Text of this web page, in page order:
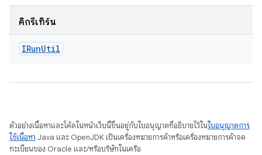
คิกรีเทิร์น
IRunUtil
ตัวอย่างเนื้อหาและโค้ดในหน้าเว็บนี้ขึ้นอยู่กับใบอนุญาตที่อธิบายไว้ในใบอนุญาตการ
ใช้เนื้อหา Java และ OpenJDK เป็นเครื่องหมายการค้าหรือเครื่องหมายการค้าจด
ทะเบียนของ Oracle และ/หรือบริษัทในเครือ